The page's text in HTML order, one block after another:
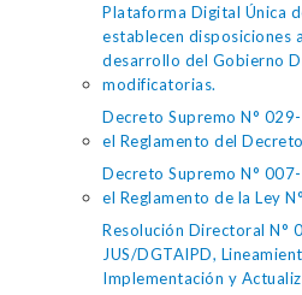
Plataforma Digital Única
establecen disposiciones
desarrollo del Gobierno
modificatorias.
Decreto Supremo N°
el Reglamento del
Decreto Supremo N°
el Reglamento de la Ley
Resolución Directoral N°
JUS/DGTAIPD,
Implementación y